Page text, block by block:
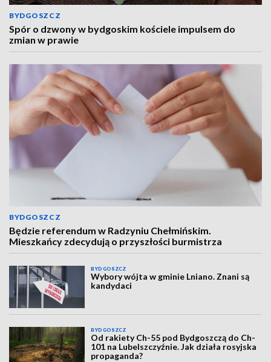
BYDGOSZCZ
Spór o dzwony w bydgoskim kościele impulsem do
zmian w prawie
BYDGOSZCZ
Będzie referendum w Radzyniu Chełmińskim.
Mieszkańcy zdecydują o przyszłości burmistrza
BYDGOSZCZ
Wybory wójta w gminie Lniano. Znani są
kandydaci
BYDGOSZCZ
Od rakiety Ch-55 pod Bydgoszczą do Ch-
101 na Lubelszczyźnie. Jak działa rosyjska
propaganda?